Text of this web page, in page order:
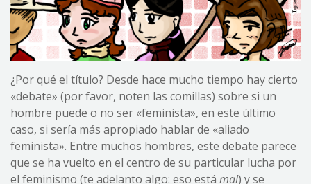
¿Por qué el título? Desde hace mucho tiempo hay cierto
«debate» (por favor, noten las comillas) sobre si un
hombre puede o no ser «feminista», en este último
caso, si sería más apropiado hablar de «aliado
feminista». Entre muchos hombres, este debate parece
que se ha vuelto en el centro de su particular lucha por
el feminismo (te adelanto algo: eso está mal) y se